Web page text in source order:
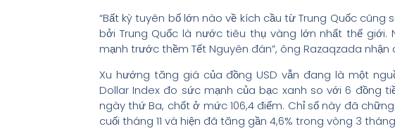
“Bất kỳ tuyên bố lớn nào về kích cầu từ Trung Quốc
bởi Trung Quốc là nước tiêu thụ vàng lớn nhất thế
mạnh trước thềm Tết Nguyên đán”, ông Razaqzada nhận
Xu hướng tăng giá của đồng USD vẫn đang là một
Dollar Index đo sức mạnh của bạc xanh so với 6 đồng
ngày thứ Ba, chốt ở mức 106,4 điểm. Chỉ số này đã
cuối tháng 11 và hiện đã tăng gần 4,6% trong vòng 3